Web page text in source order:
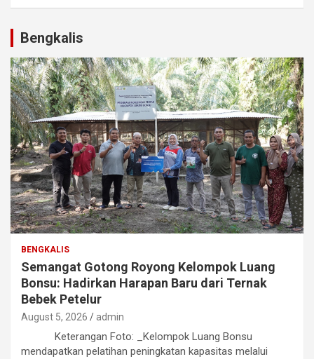
Bengkalis
BENGKALIS
Semangat Gotong Royong Kelompok Luang
Bonsu: Hadirkan Harapan Baru dari Ternak
Bebek Petelur
August 5, 2026 admin
Keterangan Foto: _Kelompok Luang Bonsu
mendapatkan pelatihan peningkatan kapasitas melalui